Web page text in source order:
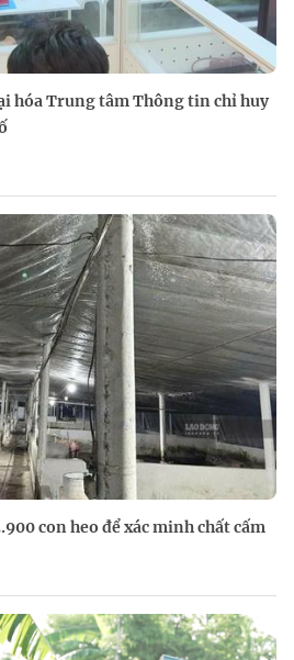
hóa Trung tâm Thông tin chỉ huy
con heo để xác minh chất cấm